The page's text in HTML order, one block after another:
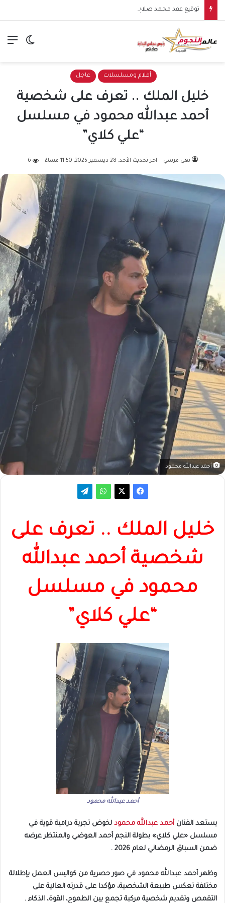
الوضع
أفلام ومسلسلات عاجل
خليل الملك .. تعرف على شخصية
أحمد عبدالله محمود في مسلسل
“علي كلاي”
نهى مرسي اخر تحديث الأحد, 28 ديسمبر 2025, 11:50 مساءً 6
أحمد عبدالله محمود
خليل الملك .. تعرف على
شخصية أحمد عبدالله
محمود في مسلسل
“علي كلاي”
أحمد عبدالله محمود
يستعد الفنان أحمد عبدالله محمود لخوض تجربة درامية قوية في
مسلسل «علي كلاي» بطولة النجم أحمد العوضي والمنتظر عرضه
ضمن السباق الرمضاني لعام 2026 .
وظهر أحمد عبدالله محمود في صور حصرية من كواليس العمل بإطلالة
مختلفة تعكس طبيعة الشخصية، مؤكدا على قدرته العالية على
التقمص وتقديم شخصية مركبة تجمع بين الطموح، القوة، الذكاء .